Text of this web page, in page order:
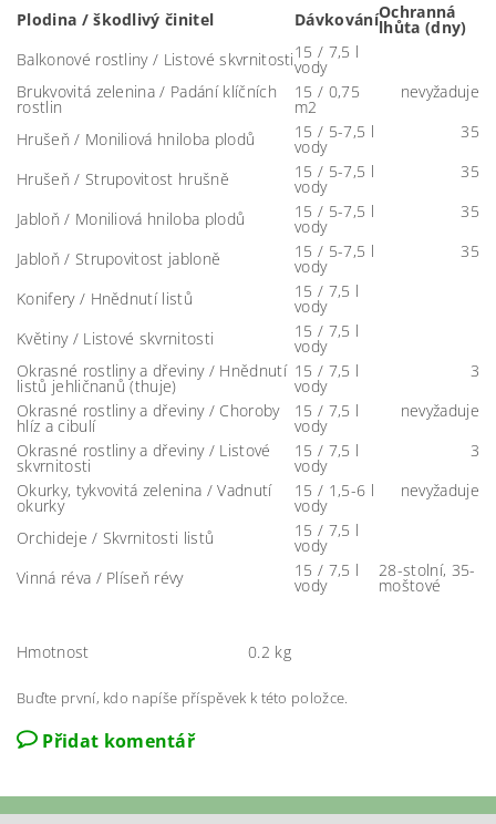
Plodina / škodlivý činitel DávkováníOchranná
lhůta (dny)
Balkonové rostliny / Listové skvrnitosti15 / 7,5 l
vody
Brukvovitá zelenina / Padání klíčních
rostlin
15 / 0,75
m2
nevyžaduje
Hrušeň / Moniliová hniloba plodů 15 / 5-7,5 l
vody
35
Hrušeň / Strupovitost hrušně 15 / 5-7,5 l
vody
35
Jabloň / Moniliová hniloba plodů 15 / 5-7,5 l
vody
35
Jabloň / Strupovitost jabloně 15 / 5-7,5 l
vody
35
Konifery / Hnědnutí listů 15 / 7,5 l
vody
Květiny / Listové skvrnitosti
15 / 7,5 l
vody
Okrasné rostliny a dřeviny / Hnědnutí
listů jehličnanů (thuje)
15 / 7,5 l
vody
3
Okrasné rostliny a dřeviny / Choroby
hlíz a cibulí
15 / 7,5 l
vody
nevyžaduje
Okrasné rostliny a dřeviny / Listové
skvrnitosti
15 / 7,5 l
vody
3
Okurky, tykvovitá zelenina / Vadnutí
okurky
15 / 1,5-6 l
vody
nevyžaduje
Orchideje / Skvrnitosti listů 15 / 7,5 l
vody
Vinná réva / Plíseň révy
15 / 7,5 l
vody
28-stolní, 35-
moštové
Hmotnost 0.2 kg
Buďte první, kdo napíše příspěvek k této položce.
Přidat komentář